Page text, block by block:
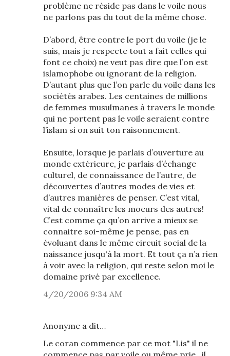
problème ne réside pas dans le voile nous
ne parlons pas du tout de la même chose.
D’abord, être contre le port du voile (je le
suis, mais je respecte tout a fait celles qui
font ce choix) ne veut pas dire que l’on est
islamophobe ou ignorant de la religion.
D’autant plus que l’on parle du voile dans les
sociétés arabes. Les centaines de millions
de femmes musulmanes à travers le monde
qui ne portent pas le voile seraient contre
l’islam si on suit ton raisonnement.
Ensuite, lorsque je parlais d’ouverture au
monde extérieure, je parlais d’échange
culturel, de connaissance de l’autre, de
découvertes d’autres modes de vies et
d’autres manières de penser. C’est vital,
vital de connaître les moeurs des autres!
C’est comme ça qu’on arrive a mieux se
connaitre soi-même je pense, pas en
évoluant dans le même circuit social de la
naissance jusqu'à la mort. Et tout ça n’a rien
à voir avec la religion, qui reste selon moi le
domaine privé par excellence.
4/20/2006 9:34 AM
Anonyme a dit…
Le coran commence par ce mot "Lis" il ne